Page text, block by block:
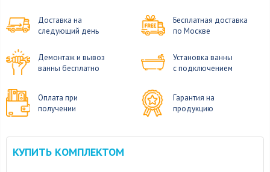
Доставка на
следующий день
Бесплатная доставка
по Москве
Демонтаж и вывоз
ванны бесплатно
Установка ванны
с подключением
Оплата при
получении
Гарантия на
продукцию
КУПИТЬ КОМПЛЕКТОМ